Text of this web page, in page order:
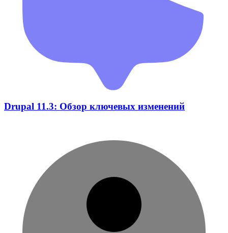
Drupal 11.3: Обзор ключевых изменений